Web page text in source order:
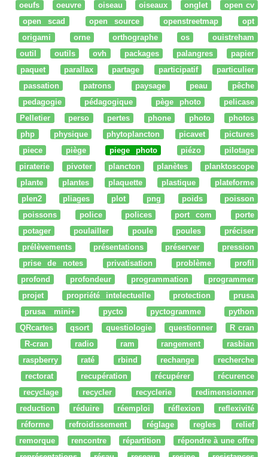
oeufs
oeuvre oiseau oiseaux onglet
open cv
open scad
open source openstreetmap
opt
origami
orne orthographe os
ouistreham
outil
outils ovh packages palangres
papier
paquet
parallax partage participatif
particulier
passation
patrons paysage peau
pêche
pedagogie
pédagogique pège photo
pelicase
Pelletier
perso pertes phone photo
photos
php
physique phytoplancton picavet
pictures
piece
piège piege photo piézo
pilotage
piraterie
pivoter plancton planètes
planktoscope
plante
plantes plaquette plastique
plateforme
plen2
pliages plot png poids
poisson
poissons
police polices port com
porte
potager
poulailler poule poules
préciser
prélèvements
présentations préserver
pression
prise de notes
privatisation problème
profil
profond
profondeur programmation
programmer
projet
propriété intelectuelle protection
prusa
prusa mini+
pycto pyctogramme
python
QRcartes
qsort questiologie questionner
R cran
R-cran
radio ram rangement
rasbian
raspberry
raté rbind rechange
recherche
rectorat
recupération récupérer
récurence
recyclage
recycler recyclerie
redimensionner
reduction
réduire réemploi réflexion
reflexivité
réforme
refroidissement réglage regles
relief
remorque
rencontre répartition
répondre à une offre